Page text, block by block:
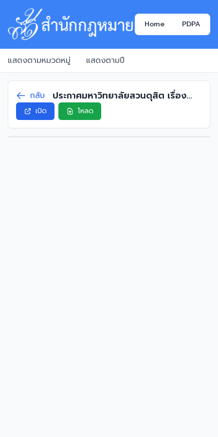
Home PDPA
แสดงตามหมวดหมู่ แสดงตามปี
กลับ
ประกาศมหาวิทยาลัยสวนดุสิต เรื่อง
อัตราค่าธรรมเนียมการศึกษา นักศึกษา
ระดับปริญญาตรี ภาคปกติ พ.ศ. 2559
เปิด โหลด